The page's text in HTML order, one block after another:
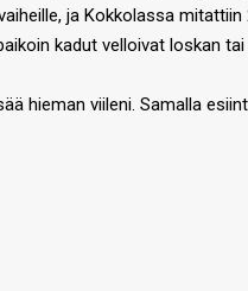
ja Kokkolassa mitattiin
kadut velloivat loskan
hieman viileni. Samalla